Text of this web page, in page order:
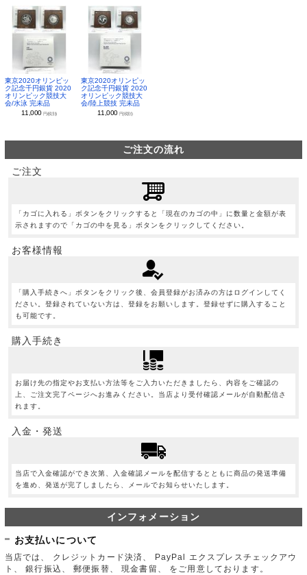
東京2020オリンピッ
ク記念千円銀貨 2020
オリンピック競技大
会/水泳 完未品
11,000円(税別)
東京2020オリンピッ
ク記念千円銀貨 2020
オリンピック競技大
会/陸上競技 完未品
11,000 円(税別)
ご注文の流れ
ご注文
「カゴに入れる」ボタンをクリックすると「現在のカゴの中」に数量と金額が表
示されますので「カゴの中を見る」ボタンをクリックしてください。
お客様情報
「購入手続きへ」ボタンをクリック後、会員登録がお済みの方はログインしてく
ださい。登録されていない方は、登録をお願いします。登録せずに購入すること
も可能です。
購入手続き
お届け先の指定やお支払い方法等をご入力いただきましたら、内容をご確認の
上、ご注文完了ページへお進みください。当店より受付確認メールが自動配信さ
れます。
入金・発送
当店で入金確認ができ次第、入金確認メールを配信するとともに商品の発送準備
を進め、発送が完了しましたら、メールでお知らせいたします。
インフォメーション
お支払いについて
当店では、 クレジットカード決済、 PayPal エクスプレスチェックアウ
ト、 銀行振込、 郵便振替、 現金書留、 をご用意しております。